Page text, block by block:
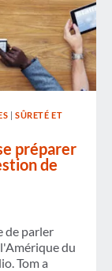
|SÛRETÉ ET
préparer
de
de parler
du
Tom a